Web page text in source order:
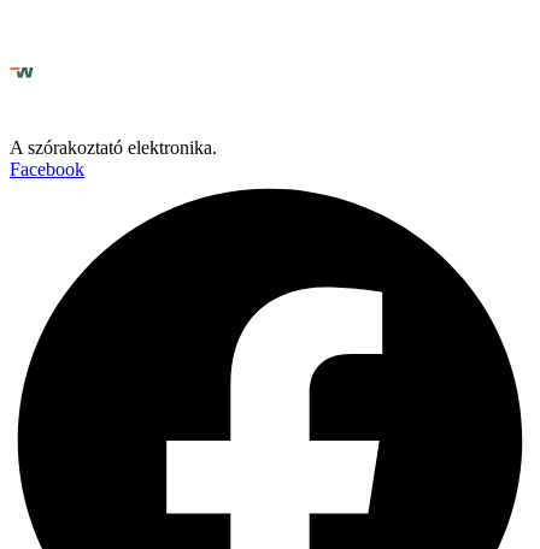
A szórakoztató elektronika.
Facebook